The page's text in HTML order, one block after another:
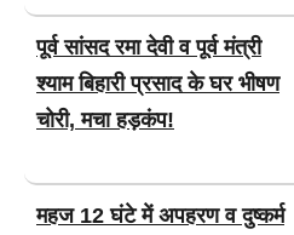
पूर्व सांसद रमा देवी व पूर्व मंत्री
श्याम बिहारी प्रसाद के घर भीषण
चोरी, मचा हड़कंप!
महज 12 घंटे में अपहरण व दुष्कर्म